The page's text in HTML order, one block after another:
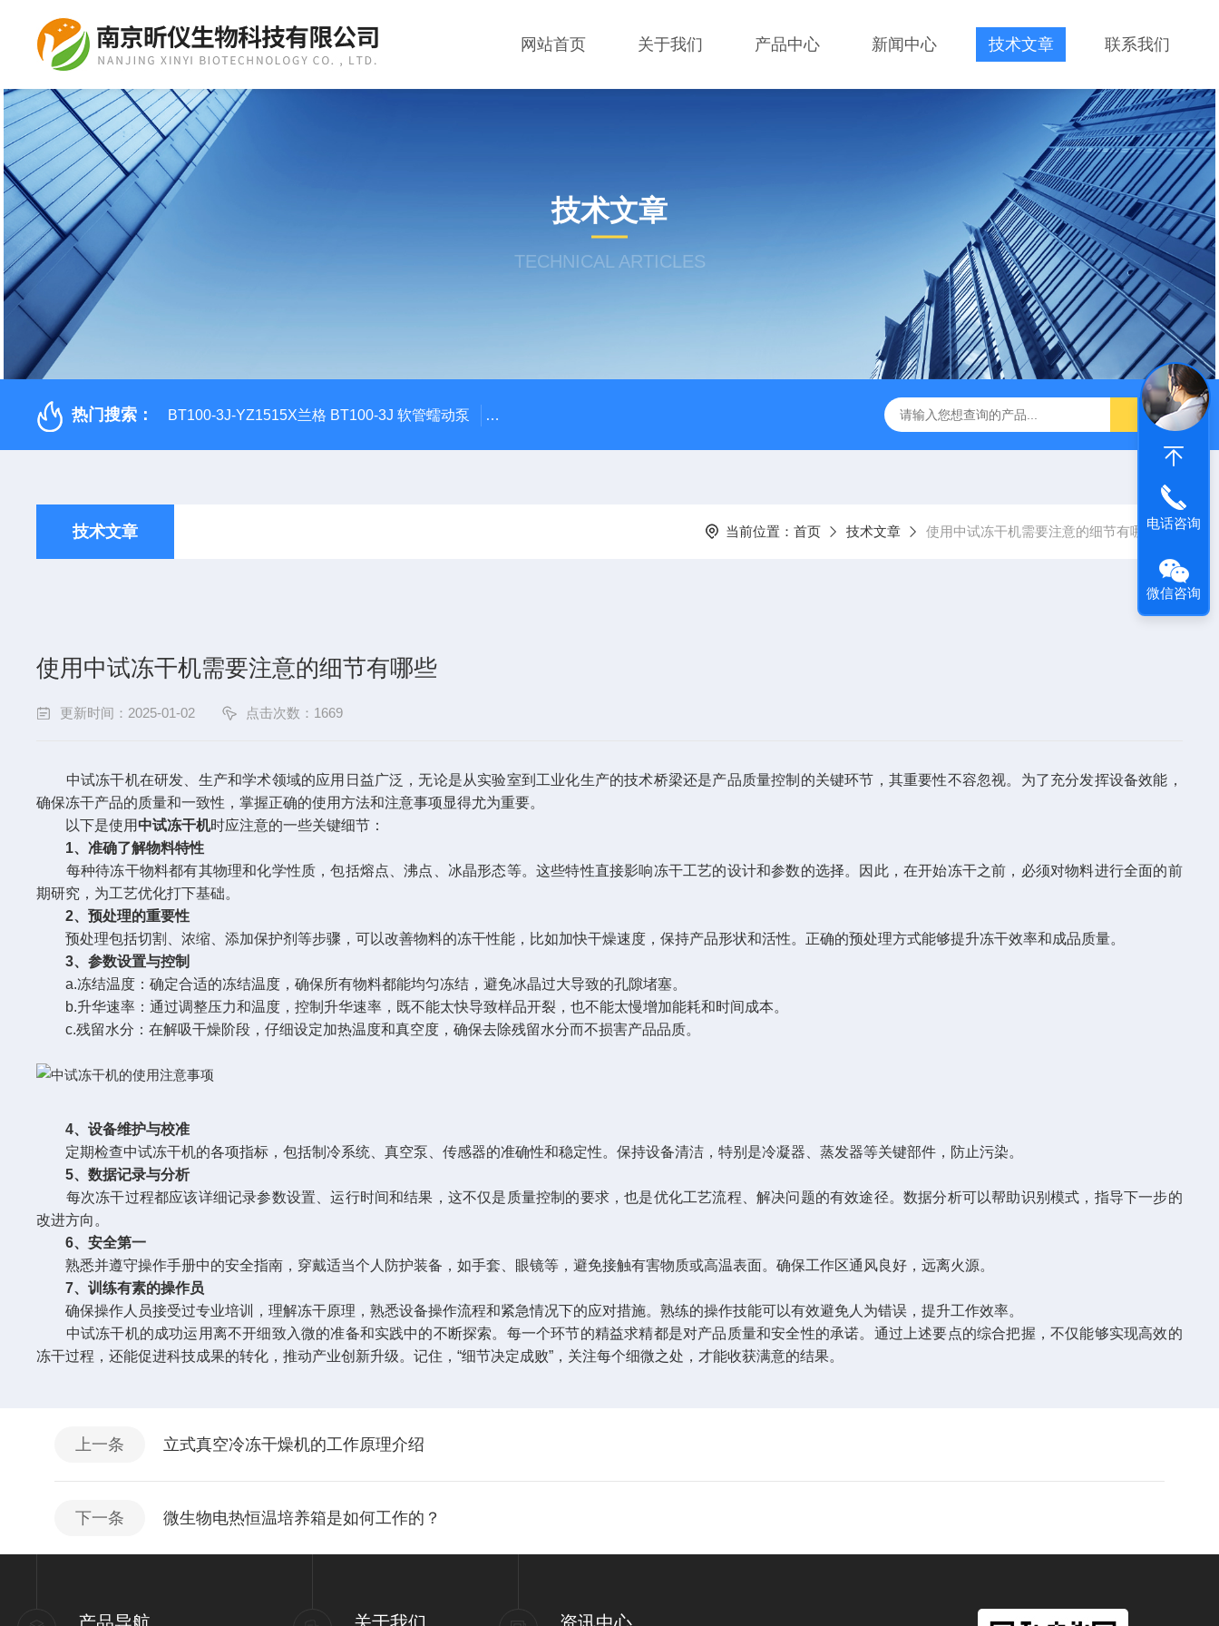
网站首页 关于我们 产品中心 新闻中心 技术文章 联系我们
技术文章
TECHNICAL ARTICLES
热门搜索： BT100-3J-YZ1515X兰格 BT100-3J 软管蠕动泵 LDS-1G上海青浦绿洲粮食谷物水分测定仪 叶拓 MGC-1000P 恒温恒湿光照培养箱 LRH-300DB叶拓
技术文章 当前位置： 首页 技术文章 使用中试冻干机需要注意的细节有哪些
使用中试冻干机需要注意的细节有哪些
更新时间：2025-01-02 点击次数：1669
中试冻干机在研发、生产和学术领域的应用日益广泛，无论是从实验室到工业化生产的技术桥梁还是产品质量控制的关键环节，其重要性不容忽视。为了充分发挥设备效能，
确保冻干产品的质量和一致性，掌握正确的使用方法和注意事项显得尤为重要。
以下是使用 中试冻干机时应注意的一些关键细节：
1、准确了解物料特性
每种待冻干物料都有其物理和化学性质，包括熔点、沸点、冰晶形态等。这些特性直接影响冻干工艺的设计和参数的选择。因此，在开始冻干之前，必须对物料进行全面的前
期研究，为工艺优化打下基础。
2、预处理的重要性
预处理包括切割、浓缩、添加保护剂等步骤，可以改善物料的冻干性能，比如加快干燥速度，保持产品形状和活性。正确的预处理方式能够提升冻干效率和成品质量。
3、参数设置与控制
a.冻结温度：确定合适的冻结温度，确保所有物料都能均匀冻结，避免冰晶过大导致的孔隙堵塞。
b.升华速率：通过调整压力和温度，控制升华速率，既不能太快导致样品开裂，也不能太慢增加能耗和时间成本。
c.残留水分：在解吸干燥阶段，仔细设定加热温度和真空度，确保去除残留水分而不损害产品品质。
4、设备维护与校准
定期检查中试冻干机的各项指标，包括制冷系统、真空泵、传感器的准确性和稳定性。保持设备清洁，特别是冷凝器、蒸发器等关键部件，防止污染。
5、数据记录与分析
每次冻干过程都应该详细记录参数设置、运行时间和结果，这不仅是质量控制的要求，也是优化工艺流程、解决问题的有效途径。数据分析可以帮助识别模式，指导下一步的
改进方向。
6、安全第一
熟悉并遵守操作手册中的安全指南，穿戴适当个人防护装备，如手套、眼镜等，避免接触有害物质或高温表面。确保工作区通风良好，远离火源。
7、训练有素的操作员
确保操作人员接受过专业培训，理解冻干原理，熟悉设备操作流程和紧急情况下的应对措施。熟练的操作技能可以有效避免人为错误，提升工作效率。
中试冻干机的成功运用离不开细致入微的准备和实践中的不断探索。每一个环节的精益求精都是对产品质量和安全性的承诺。通过上述要点的综合把握，不仅能够实现高效的
冻干过程，还能促进科技成果的转化，推动产业创新升级。记住，“细节决定成败”，关注每个细微之处，才能收获满意的结果。
上一条 立式真空冷冻干燥机的工作原理介绍
下一条 微生物电热恒温培养箱是如何工作的？
电话咨询
微信咨询